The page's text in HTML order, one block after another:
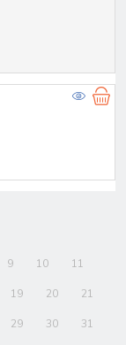
9 10 11
19 20 21
29 30 31